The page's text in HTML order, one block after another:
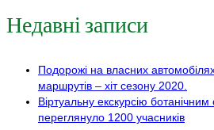
Недавні записи
Подорожі на власних
маршрутів – хіт сезону 2020.
Віртуальну екскурсію
переглянуло 1200 учасників